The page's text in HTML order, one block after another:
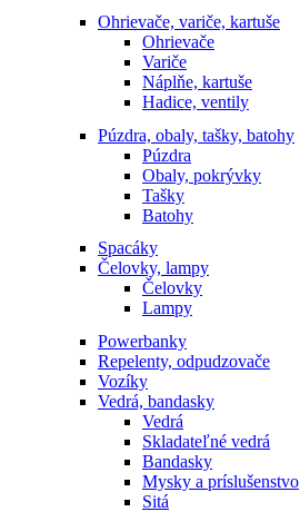
Ohrievače, variče, kartuše
Ohrievače
Variče
Náplňe, kartuše
Hadice, ventily
Púzdra, obaly, tašky, batohy
Púzdra
Obaly, pokrývky
Tašky
Batohy
Spacáky
Čelovky, lampy
Čelovky
Lampy
Powerbanky
Repelenty, odpudzovače
Vozíky
Vedrá, bandasky
Vedrá
Skladateľné vedrá
Bandasky
Mysky a príslušenstvo
Sitá